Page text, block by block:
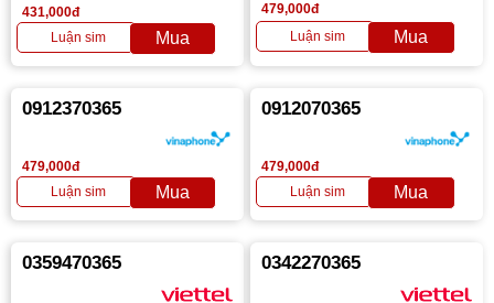
431,000đ 479,000đ
0912370365
479,000đ
0912070365
479,000đ
0359470365 0342270365